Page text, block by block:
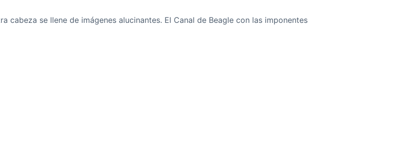
cabeza se llene de imágenes alucinantes. El Canal de Beagle con las imponentes